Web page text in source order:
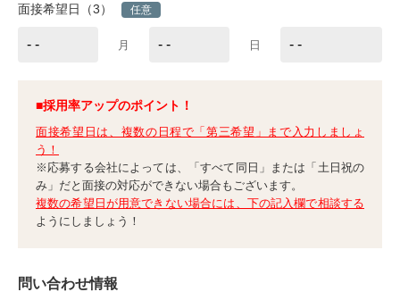
面接希望日（3） 任意
月 日
■採用率アップのポイント！
面接希望日は、複数の日程で「第三希望」まで入力しましょ
う！
※応募する会社によっては、「すべて同日」または「土日祝の
み」だと面接の対応ができない場合もございます。
複数の希望日が用意できない場合には、下の記入欄で相談する
ようにしましょう！
問い合わせ情報